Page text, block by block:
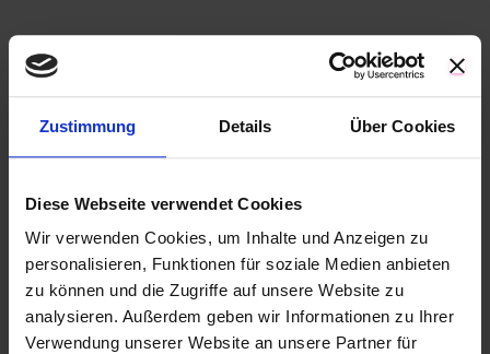
Zustimmung Details Über Cookies
Diese Webseite verwendet Cookies
Wir verwenden Cookies, um Inhalte und Anzeigen zu
personalisieren, Funktionen für soziale Medien anbieten
zu können und die Zugriffe auf unsere Website zu
analysieren. Außerdem geben wir Informationen zu Ihrer
Verwendung unserer Website an unsere Partner für
Suche …
Neueste Kommentare